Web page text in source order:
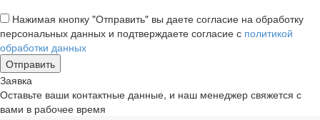
Нажимая кнопку "Отправить" вы даете согласие на обработку
персональных данных и подтверждаете согласие с политикой
обработки данных
Заявка
Оставьте ваши контактные данные, и наш менеджер свяжется с
вами в рабочее время